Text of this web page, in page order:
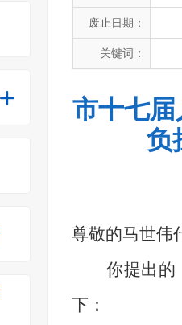
废止日期：
关键词：
市十七
负
尊敬的马世伟
你提出的
下：